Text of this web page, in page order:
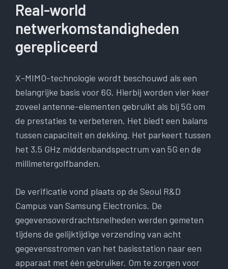
Real-world
netwerkomstandigheden
gerepliceerd
X-MIMO-technologie wordt beschouwd als een
belangrijke basis voor 6G. Hierbij worden vier keer
zoveel antenne-elementen gebruikt als bij 5G om
de prestaties te verbeteren. Het biedt een balans
tussen capaciteit en dekking. Het parkeert tussen
het 3,5 GHz middenbandspectrum van 5G en de
millimetergolfbanden.
De verificatie vond plaats op de Seoul R&D
Campus van Samsung Electronics. De
gegevensoverdrachtsnelheden werden gemeten
tijdens de gelijktijdige verzending van acht
gegevensstromen van het basisstation naar een
apparaat met één gebruiker. Om te zorgen voor